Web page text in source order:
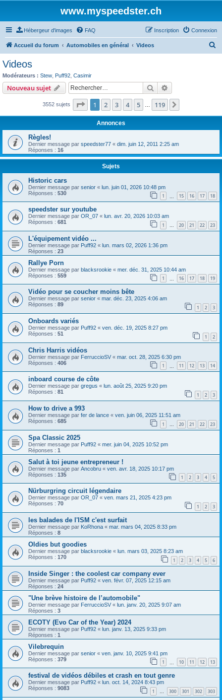
www.myspeedster.ch
Hébergeur d'images FAQ Connexion
Inscription
Accueil du forum Automobiles en général Videos
c
Videos
Modérateurs : Stew Puff92 Casimir
Nouveau sujet Rechercher
3552 sujets Page 1sur119
1 2 3 4 5 119
Annonces
Règles!
Dernier message par speedster77 « dim. juin 12, 2011 2:25 am
Réponses : 16
Sujets
Historic cars
Dernier message par senior « lun. juin 01, 2026 10:48 pm
Réponses : 530 1 15 16 17 18
speedster sur youtube
Dernier message par OR_07 « lun. avr. 20, 2026 10:03 am
Réponses : 681 1 … 20 21 22 23
L'équipement vidéo ...
Dernier message par Puff92 « lun. mars 02, 2026 1:36 pm
Réponses : 23
Rallye Porn
Dernier message par blacksrookie « mer. déc. 31, 2025 10:44 am
Réponses : 559 1 16 17 18 19
Vidéo pour se coucher moins bête
Dernier message par senior « mar. déc. 23, 2025 4:06 am
Réponses : 89 1 2 3
Onboards variés
Dernier message par Puff92 « ven. déc. 19, 2025 8:27 pm
Réponses : 51 1 2
Chris Harris vidéos
Dernier message par FerruccioSV « mar. oct. 28, 2025 6:30 pm
Réponses : 406 1 11 12 13 14
inboard course de côte
Dernier message par gregus « lun. août 25, 2025 9:20 pm
Réponses : 81 1 2 3
How to drive a 993
Dernier message par fer de lance « ven. juin 06, 2025 11:51 am
Réponses : 685 1 … 20 21 22 23
Spa Classic 2025
Dernier message par Puff92 « mer. juin 04, 2025 10:52 pm
Réponses : 1
Salut à toi jeune entrepreneur !
Dernier message par Ancobru « ven. avr. 18, 2025 10:17 pm
Réponses : 135 1 2 3 4 5
Nürburgring circuit légendaire
Dernier message par OR_07 « ven. mars 21, 2025 4:23 pm
Réponses : 70 1 2 3
les balades de l'ISM c'est surfait
Dernier message par KoRhona « mar. mars 04, 2025 8:33 pm
Réponses : 8
Oldies but goodies
Dernier message par blacksrookie « lun. mars 03, 2025 8:23 am
Réponses : 170 1 2 3 4 5 6
Inside Singer : the coolest car company ever
Dernier message par Puff92 « ven. févr. 07, 2025 12:15 am
Réponses : 24
"Une brève histoire de l’automobile"
Dernier message par FerruccioSV « lun. janv. 20, 2025 9:07 am
Réponses : 3
ECOTY (Evo Car of the Year) 2024
Dernier message par Puff92 « lun. janv. 13, 2025 9:33 pm
Réponses : 1
Vilebrequin
Dernier message par senior « ven. janv. 10, 2025 9:41 pm
Réponses : 379 1 10 11 12 13
festival de vidéos débiles et crash en tout genre
Dernier message par Puff92 « lun. oct. 14, 2024 8:43 pm
Réponses : 9083 1 … 300 301 302 303